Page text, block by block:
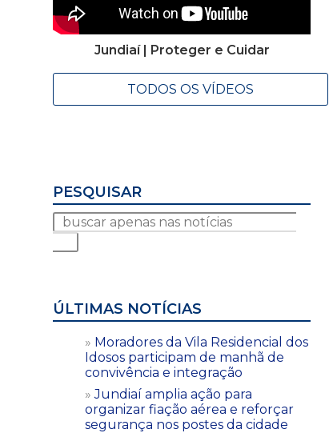
Jundiaí | Proteger e Cuidar
TODOS OS VÍDEOS
PESQUISAR
ÚLTIMAS NOTÍCIAS
Moradores da Vila Residencial dos
Idosos participam de manhã de
convivência e integração
Jundiaí amplia ação para
organizar fiação aérea e reforçar
segurança nos postes da cidade